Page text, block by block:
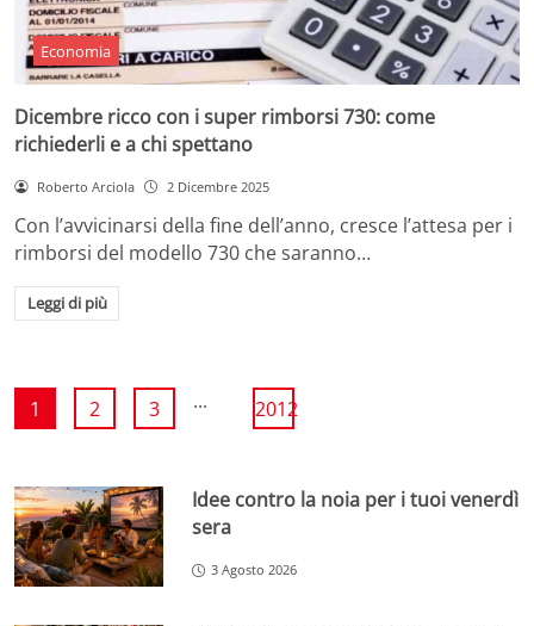
Economia
Dicembre ricco con i super rimborsi 730: come
richiederli e a chi spettano
Roberto Arciola 2 Dicembre 2025
Con l’avvicinarsi della fine dell’anno, cresce l’attesa per i
rimborsi del modello 730 che saranno…
Leggi di più
1 2 3 ... 2012
Idee contro la noia per i tuoi venerdì
sera
3 Agosto 2026